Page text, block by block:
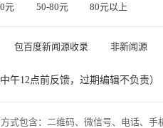
元 50-80元 80元以上
包百度新闻源收录 非新闻源
午12点前反馈，过期编辑不负责）
方式包含：二维码、微信号、电话、手